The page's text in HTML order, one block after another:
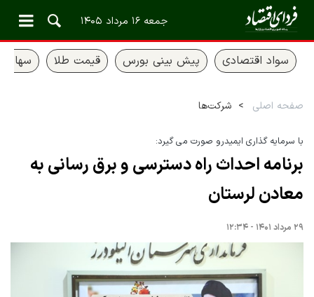
جمعه ۱۶ مرداد ۱۴۰۵
سواد اقتصادی پیش بینی بورس قیمت طلا سهام
صفحه اصلی شرکت‌ها
با سرمایه گذاری ایمیدرو صورت می گیرد:
برنامه احداث راه دسترسی و برق رسانی به
معادن لرستان
۲۹ مرداد ۱۴۰۱ - ۱۲:۳۴